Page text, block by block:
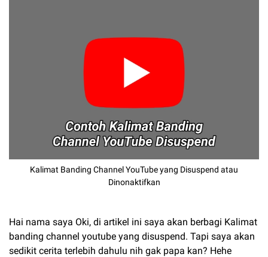
Kalimat Banding Channel YouTube yang Disuspend atau
Dinonaktifkan
Hai nama saya Oki, di artikel ini saya akan berbagi Kalimat
banding channel youtube yang disuspend. Tapi saya akan
sedikit cerita terlebih dahulu nih gak papa kan? Hehe